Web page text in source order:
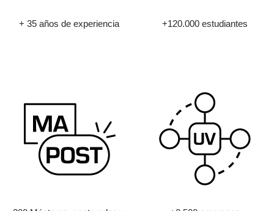
+ 35 años de experiencia +120.000 estudiantes